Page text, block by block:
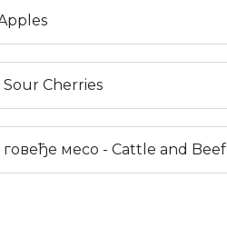
Cherries
говеђе месо - Cattle and Beef